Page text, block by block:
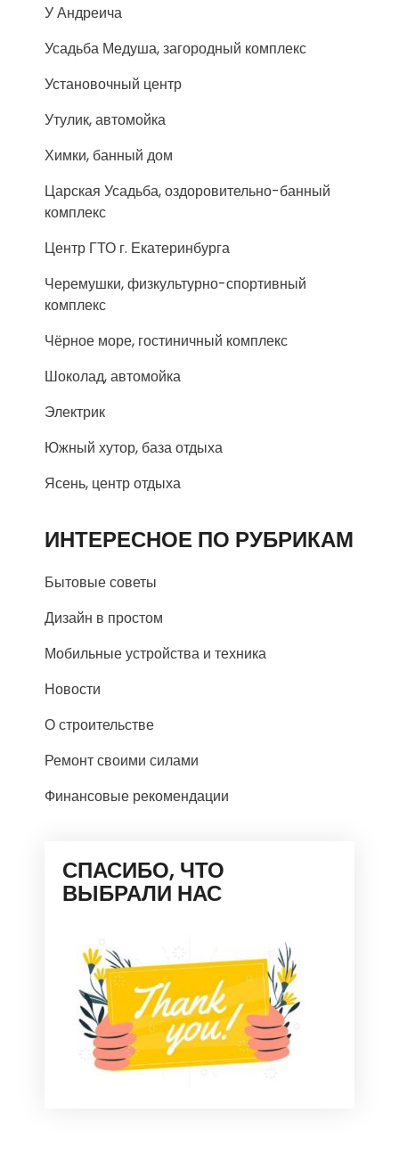
У Андреича
Усадьба Медуша, загородный комплекс
Установочный центр
Утулик, автомойка
Химки, банный дом
Царская Усадьба, оздоровительно-банный
комплекс
Центр ГТО г. Екатеринбурга
Черемушки, физкультурно-спортивный
комплекс
Чёрное море, гостиничный комплекс
Шоколад, автомойка
Электрик
Южный хутор, база отдыха
Ясень, центр отдыха
ИНТЕРЕСНОЕ ПО РУБРИКАМ
Бытовые советы
Дизайн в простом
Мобильные устройства и техника
Новости
О строительстве
Ремонт своими силами
Финансовые рекомендации
СПАСИБО, ЧТО
ВЫБРАЛИ НАС